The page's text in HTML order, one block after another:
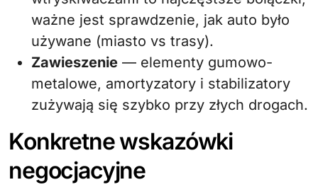
ważne jest sprawdzenie, jak auto było
używane (miasto vs trasy).
Zawieszenie — elementy gumowo-
metalowe, amortyzatory i stabilizatory
zużywają się szybko przy złych drogach.
Konkretne wskazówki
negocjacyjne